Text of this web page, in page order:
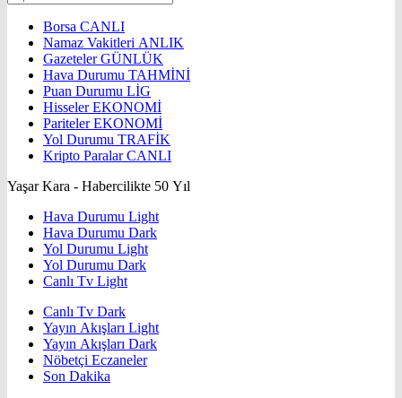
Borsa CANLI
Namaz Vakitleri ANLIK
GazetelerGÜNLÜK
Hava Durumu TAHMİNİ
Puan Durumu LİG
HisselerEKONOMİ
ParitelerEKONOMİ
Yol Durumu TRAFİK
Kripto ParalarCANLI
Yaşar Kara - Habercilikte 50 Yıl
Hava Durumu Light
Hava Durumu Dark
Yol Durumu Light
Yol Durumu Dark
Canlı Tv Light
Canlı Tv Dark
Yayın Akışları Light
Yayın Akışları Dark
Nöbetçi Eczaneler
Son Dakika